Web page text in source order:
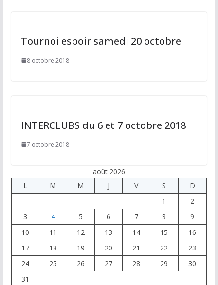
Tournoi espoir samedi 20 octobre
8 octobre 2018
INTERCLUBS du 6 et 7 octobre 2018
7 octobre 2018
août 2026
L
M M J V S
D
1
2
3
4 5 6 7 8
9
10
11 12 13 14 15
16
17
18 19 20 21 22
23
24
25 26 27 28 29
30
31